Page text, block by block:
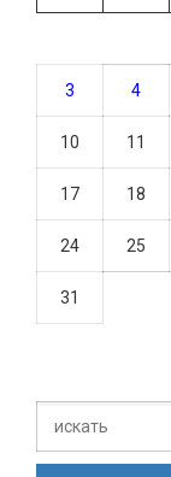
3 4
10 11
17 18
24 25
31